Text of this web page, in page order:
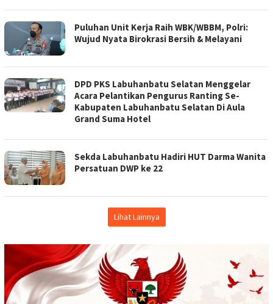
Puluhan Unit Kerja Raih WBK/WBBM, Polri:
Wujud Nyata Birokrasi Bersih & Melayani
DPD PKS Labuhanbatu Selatan Menggelar
Acara Pelantikan Pengurus Ranting Se-
Kabupaten Labuhanbatu Selatan Di Aula
Grand Suma Hotel
Sekda Labuhanbatu Hadiri HUT Darma Wanita
Persatuan DWP ke 22
Lihat Lainnya